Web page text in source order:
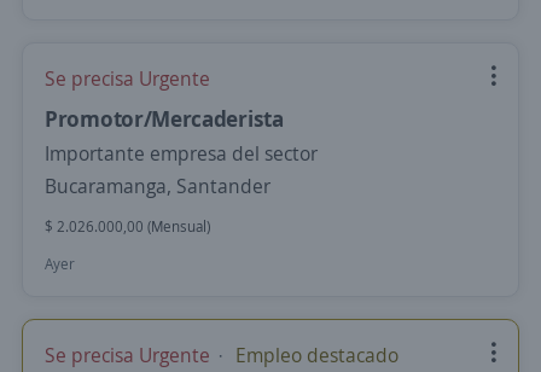
Se precisa Urgente
Promotor/Mercaderista
Importante empresa del sector
Bucaramanga, Santander
$ 2.026.000,00 (Mensual)
Ayer
Se precisa Urgente Empleo destacado